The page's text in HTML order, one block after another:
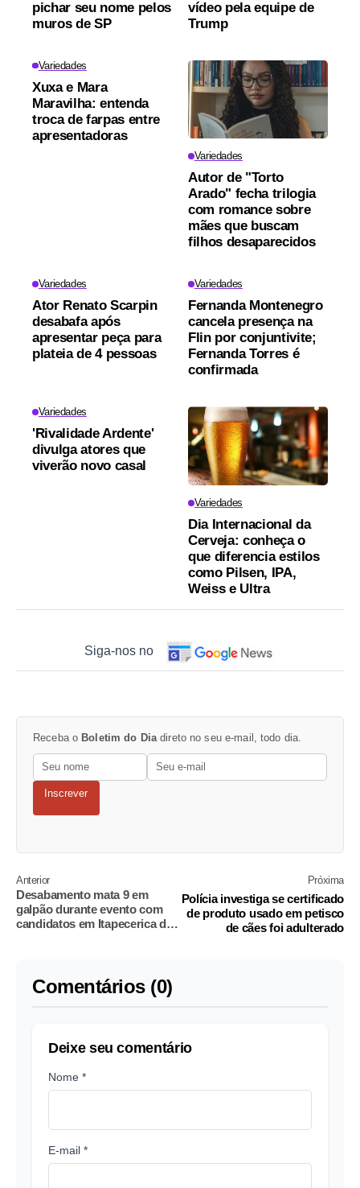
pichar seu nome pelos
muros de SP
vídeo pela equipe de
Trump
Variedades
Xuxa e Mara
Maravilha: entenda
troca de farpas entre
apresentadoras
Variedades
Autor de "Torto
Arado" fecha trilogia
com romance sobre
mães que buscam
filhos desaparecidos
Variedades
Ator Renato Scarpin
desabafa após
apresentar peça para
plateia de 4 pessoas
Variedades
Fernanda Montenegro
cancela presença na
Flin por conjuntivite;
Fernanda Torres é
confirmada
Variedades
'Rivalidade Ardente'
divulga atores que
viverão novo casal
Variedades
Dia Internacional da
Cerveja: conheça o
que diferencia estilos
como Pilsen, IPA,
Weiss e Ultra
Siga-nos no
Receba o Boletim do Diadireto no seu e-mail, todo dia.
Inscrever
Anterior
Desabamento mata 9 em
galpão durante evento com
candidatos em Itapecerica da
Próxima
Polícia investiga se certificado
de produto usado em petisco
de cães foi adulterado
Comentários (0)
Deixe seu comentário
Nome *
E-mail *